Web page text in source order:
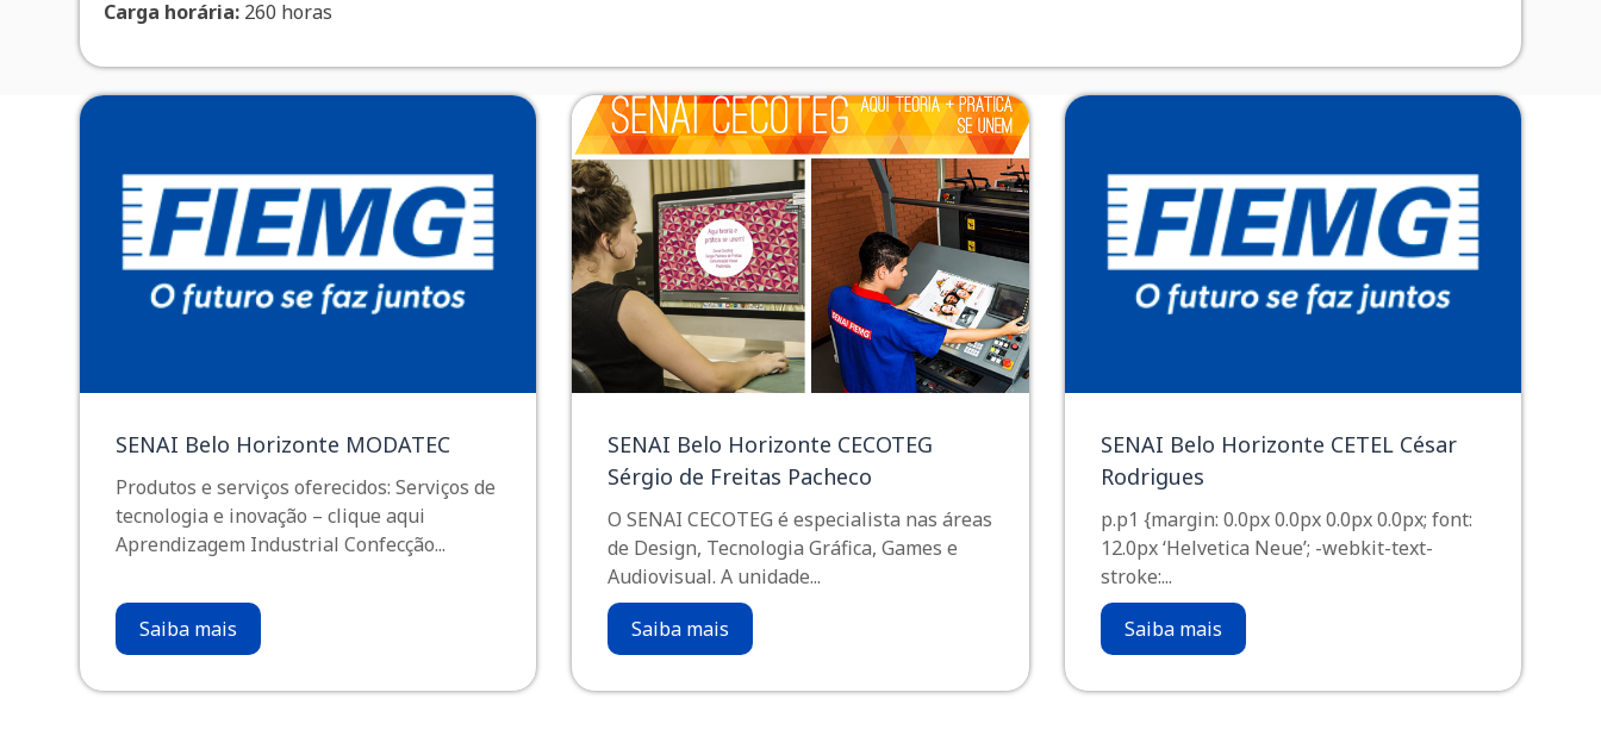
Carga horária: 260 horas
SENAI Belo Horizonte MODATEC
Produtos e serviços oferecidos: Serviços de
tecnologia e inovação – clique aqui
Aprendizagem Industrial Confecção...
Saiba mais
SENAI Belo Horizonte CECOTEG
Sérgio de Freitas Pacheco
O SENAI CECOTEG é especialista nas áreas
de Design, Tecnologia Gráfica, Games e
Audiovisual. A unidade...
Saiba mais
SENAI Belo Horizonte CETEL César
Rodrigues
p.p1 {margin: 0.0px 0.0px 0.0px 0.0px; font:
12.0px ‘Helvetica Neue’; -webkit-text-
stroke:...
Saiba mais